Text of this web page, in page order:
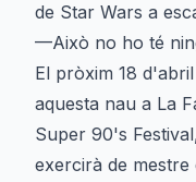
de Star Wars a
—Això no ho té
El pròxim 18
aquesta nau a La
Super 90's
exercirà de